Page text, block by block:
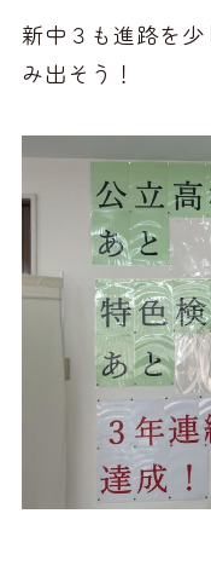
新中３も進路を
み出そう！